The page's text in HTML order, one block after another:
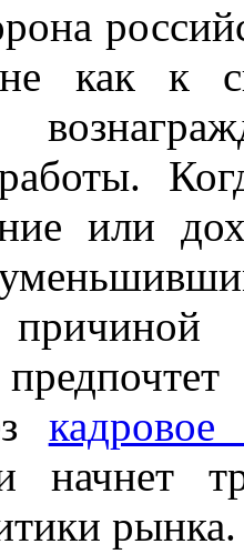
как к
или
кадровое
начнет
рынка.